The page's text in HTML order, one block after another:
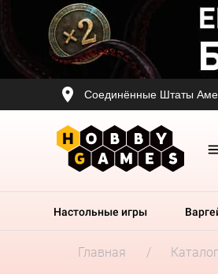
Соединённые Штаты
Настольные игры
Главная Каталог